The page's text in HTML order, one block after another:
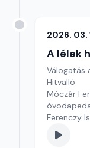
2026. 03.
A lélek
Válogatás
Hitvalló
Móczár
Ferenczy